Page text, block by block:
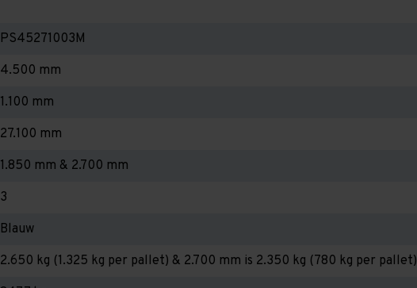
PS45271003M
4.500 mm
1.100 mm
27.100 mm
1.850 mm & 2.700 mm
3
Blauw
2.650 kg (1.325 kg per pallet) & 2.700 mm is 2.350 kg (780 kg per pallet)